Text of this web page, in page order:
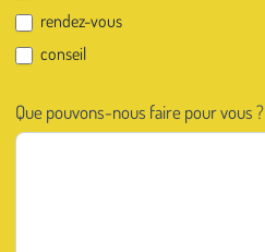
rendez-vous
conseil
Que pouvons-nous faire pour vous ?